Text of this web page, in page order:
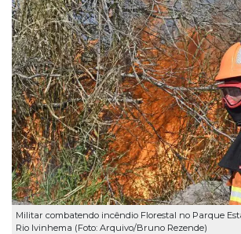
Militar combatendo incêndio Florestal no Parque
Rio Ivinhema (Foto: Arquivo/Bruno Rezende)